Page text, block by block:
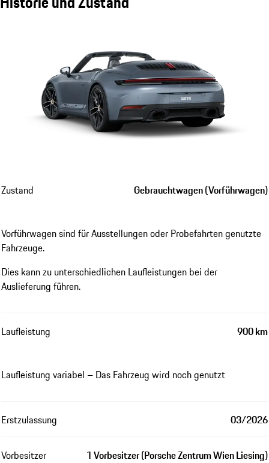
Zustand Gebrauchtwagen (Vorführwagen)
Vorführwagen sind für Ausstellungen oder Probefahrten genutzte
Fahrzeuge.
Dies kann zu unterschiedlichen Laufleistungen bei der
Auslieferung führen.
Laufleistung 900 km
Laufleistung variabel – Das Fahrzeug wird noch genutzt
Erstzulassung 03/2026
Vorbesitzer 1 Vorbesitzer (Porsche Zentrum Wien Liesing)